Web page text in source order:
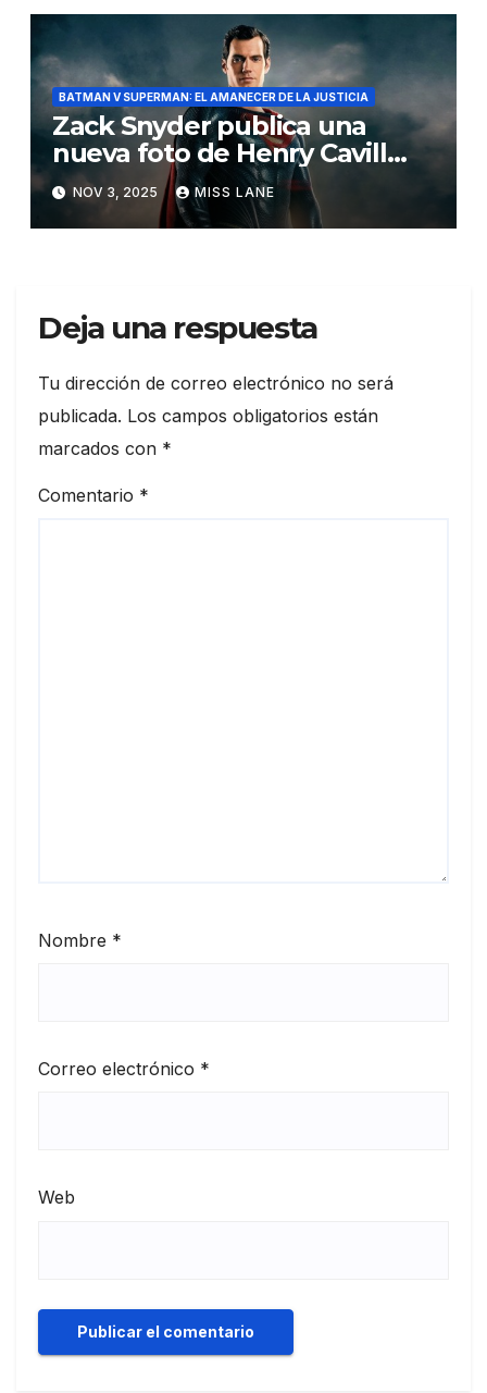
BATMAN V SUPERMAN: EL AMANECER DE LA JUSTICIA
Zack Snyder publica una
nueva foto de Henry Cavill
como Superman
NOV 3, 2025 MISS LANE
Deja una respuesta
Tu dirección de correo electrónico no será
publicada. Los campos obligatorios están
marcados con *
Comentario *
Nombre *
Correo electrónico *
Web